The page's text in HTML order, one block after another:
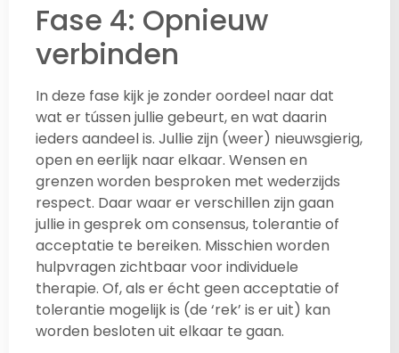
Fase 4: Opnieuw
verbinden
In deze fase kijk je zonder oordeel naar dat
wat er tússen jullie gebeurt, en wat daarin
ieders aandeel is. Jullie zijn (weer) nieuwsgierig,
open en eerlijk naar elkaar. Wensen en
grenzen worden besproken met wederzijds
respect. Daar waar er verschillen zijn gaan
jullie in gesprek om consensus, tolerantie of
acceptatie te bereiken. Misschien worden
hulpvragen zichtbaar voor individuele
therapie. Of, als er écht geen acceptatie of
tolerantie mogelijk is (de ‘rek’ is er uit) kan
worden besloten uit elkaar te gaan.